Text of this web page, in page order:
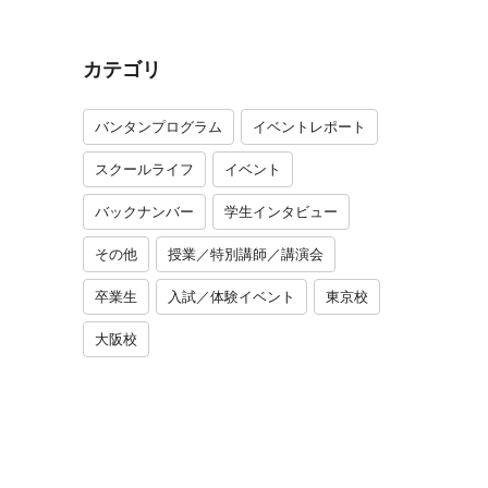
カテゴリ
バンタンプログラム イベントレポート
スクールライフ イベント
バックナンバー 学生インタビュー
その他 授業／特別講師／講演会
卒業生 入試／体験イベント 東京校
大阪校